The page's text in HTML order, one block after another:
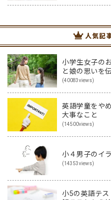
人気記
小学生女子の
と娘の思いを
(40083views)
英語学童をや
大事なこと
(14500views)
小４男子のイ
(14353views)
小5の英語テ